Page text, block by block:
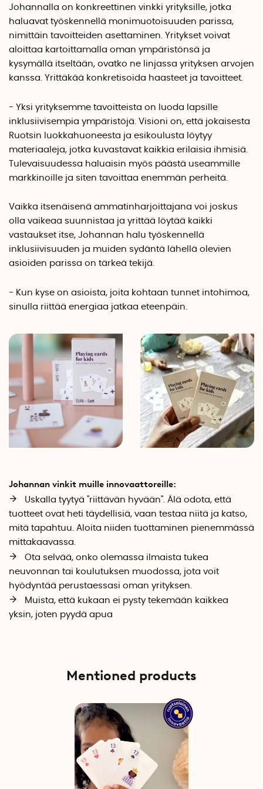
Johannalla on konkreettinen vinkki yrityksille, jotka
haluavat työskennellä monimuotoisuuden parissa,
nimittäin tavoitteiden asettaminen. Yritykset voivat
aloittaa kartoittamalla oman ympäristönsä ja
kysymällä itseltään, ovatko ne linjassa yrityksen arvojen
kanssa. Yrittäkää konkretisoida haasteet ja tavoitteet.
- Yksi yrityksemme tavoitteista on luoda lapsille
inklusiivisempia ympäristöjä. Visioni on, että jokaisesta
Ruotsin luokkahuoneesta ja esikoulusta löytyy
materiaaleja, jotka kuvastavat kaikkia erilaisia ihmisiä.
Tulevaisuudessa haluaisin myös päästä useammille
markkinoille ja siten tavoittaa enemmän perheitä.
Vaikka itsenäisenä ammatinharjoittajana voi joskus
olla vaikeaa suunnistaa ja yrittää löytää kaikki
vastaukset itse, Johannan halu työskennellä
inklusiivisuuden ja muiden sydäntä lähellä olevien
asioiden parissa on tärkeä tekijä.
- Kun kyse on asioista, joita kohtaan tunnet intohimoa,
sinulla riittää energiaa jatkaa eteenpäin.
Johannan vinkit muille innovaattoreille:
Uskalla tyytyä "riittävän hyvään". Älä odota, että
tuotteet ovat heti täydellisiä, vaan testaa niitä ja katso,
mitä tapahtuu. Aloita niiden tuottaminen pienemmässä
mittakaavassa.
Ota selvää, onko olemassa ilmaista tukea
neuvonnan tai koulutuksen muodossa, jota voit
hyödyntää perustaessasi oman yrityksen.
Muista, että kukaan ei pysty tekemään kaikkea
yksin, joten pyydä apua
Mentioned products